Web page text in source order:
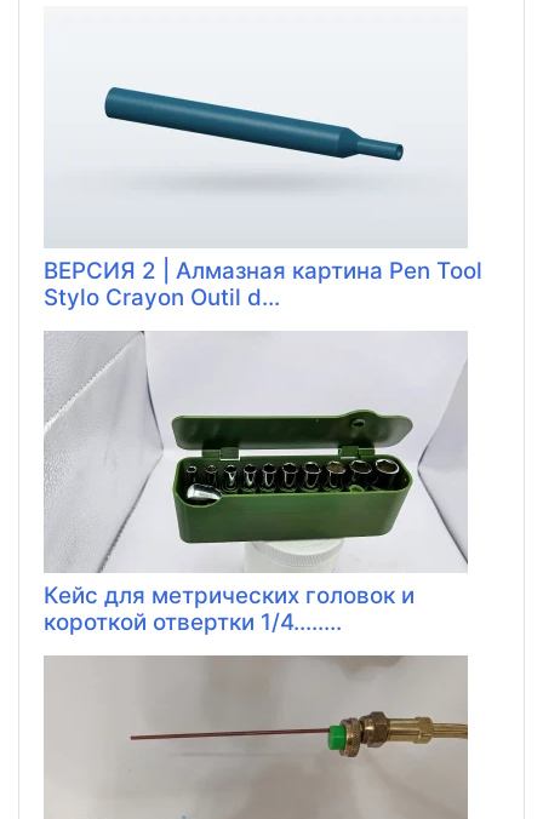
ВЕРСИЯ 2 | Алмазная картина Pen Tool
Stylo Crayon Outil d...
Кейс для метрических головок и
короткой отвертки 1/4........